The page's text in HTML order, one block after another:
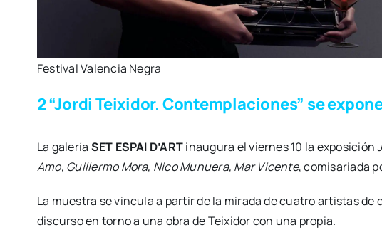
Fes­ti­val Valen­cia Negra
2 “Jordi Teixidor. Contemplaciones” se
La gale­ría SET ESPAI D’ARTinau­gu­ra el vier­nes 10 la expo­si­ción
Amo, Gui­ller­mo Mora, Nico Munue­ra, Mar Vicen­te, comi­sa­ria­da
La mues­tra se vin­cu­la a par­tir de la mira­da de cua­tro artis­tas
dis­cur­so en torno a una obra de Tei­xi­dor con una pro­pia.